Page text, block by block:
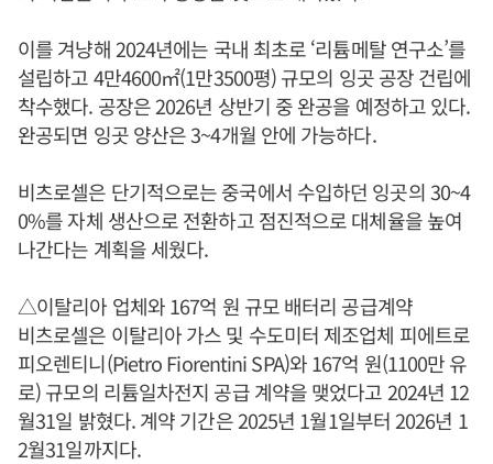
이를 겨냥해 2024년에는 국내 최초로 ‘리튬메탈 연구소’를
설립하고 4만4600㎡(1만3500평) 규모의 잉곳 공장 건립에
착수했다. 공장은 2026년 상반기 중 완공을 예정하고 있다.
완공되면 잉곳 양산은 3~4개월 안에 가능하다.
비츠로셀은 단기적으로는 중국에서 수입하던 잉곳의 30~4
0%를 자체 생산으로 전환하고 점진적으로 대체율을 높여
나간다는 계획을 세웠다.
△이탈리아 업체와 167억 원 규모 배터리 공급계약
비츠로셀은 이탈리아 가스 및 수도미터 제조업체 피에트로
피오렌티니(Pietro Fiorentini SPA)와 167억 원(1100만 유
로) 규모의 리튬일차전지 공급 계약을 맺었다고 2024년 12
월31일 밝혔다. 계약 기간은 2025년 1월1일부터 2026년 1
2월31일까지다.